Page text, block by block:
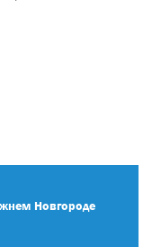
Новгороде